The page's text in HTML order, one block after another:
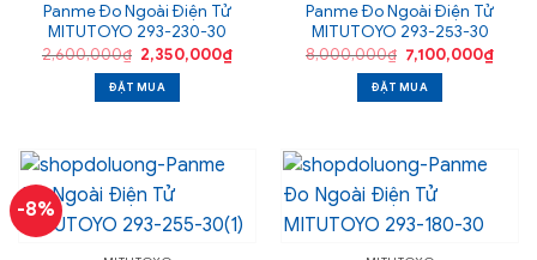
Panme Đo Ngoài Điện Tử
MITUTOYO 293-230-30
2,600,000₫ Giá
gốc
là:
2,600,000₫.
2,350,000₫Giá
ĐẶT MUA
Panme Đo Ngoài Điện Tử
MITUTOYO 293-253-30
8,000,000₫ Giá
gốc
là:
8,000,000₫.
7,100,000₫Giá
ĐẶT MUA
-8%